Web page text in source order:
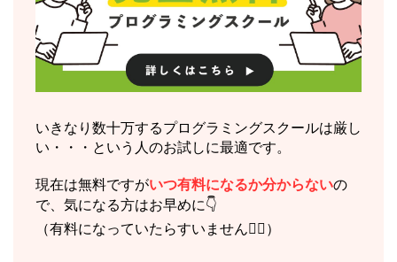
いきなり数十万するプログラミングスクールは厳し
い・・・という人のお試しに最適です。
現在は無料ですがいつ有料になるか分からないの
で、気になる方はお早めに👇
（有料になっていたらすいません🙇‍♂️）